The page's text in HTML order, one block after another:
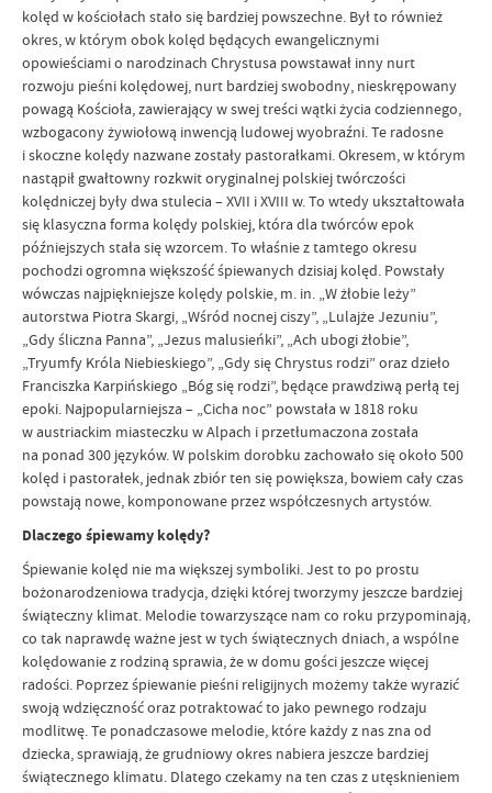
kolęd w kościołach stało się bardziej powszechne. Był to również
okres, w którym obok kolęd będących ewangelicznymi
opowieściami o narodzinach Chrystusa powstawał inny nurt
rozwoju pieśni kolędowej, nurt bardziej swobodny, nieskrępowany
powagą Kościoła, zawierający w swej treści wątki życia codziennego,
wzbogacony żywiołową inwencją ludowej wyobraźni. Te radosne
i skoczne kolędy nazwane zostały pastorałkami. Okresem, w którym
nastąpił gwałtowny rozkwit oryginalnej polskiej twórczości
kolędniczej były dwa stulecia – XVII i XVIII w. To wtedy ukształtowała
się klasyczna forma kolędy polskiej, która dla twórców epok
późniejszych stała się wzorcem. To właśnie z tamtego okresu
pochodzi ogromna większość śpiewanych dzisiaj kolęd. Powstały
wówczas najpiękniejsze kolędy polskie, m. in. „W żłobie leży”
autorstwa Piotra Skargi, „Wśród nocnej ciszy”, „Lulajże Jezuniu”,
„Gdy śliczna Panna”, „Jezus malusieńki”, „Ach ubogi żłobie”,
„Tryumfy Króla Niebieskiego”, „Gdy się Chrystus rodzi” oraz dzieło
Franciszka Karpińskiego „Bóg się rodzi”, będące prawdziwą perłą tej
epoki. Najpopularniejsza – „Cicha noc” powstała w 1818 roku
w austriackim miasteczku w Alpach i przetłumaczona została
na ponad 300 języków. W polskim dorobku zachowało się około 500
kolęd i pastorałek, jednak zbiór ten się powiększa, bowiem cały czas
powstają nowe, komponowane przez współczesnych artystów.
Dlaczego śpiewamy kolędy?
Śpiewanie kolęd nie ma większej symboliki. Jest to po prostu
bożonarodzeniowa tradycja, dzięki której tworzymy jeszcze bardziej
świąteczny klimat. Melodie towarzyszące nam co roku przypominają,
co tak naprawdę ważne jest w tych świątecznych dniach, a wspólne
kolędowanie z rodziną sprawia, że w domu gości jeszcze więcej
radości. Poprzez śpiewanie pieśni religijnych możemy także wyrazić
swoją wdzięczność oraz potraktować to jako pewnego rodzaju
modlitwę. Te ponadczasowe melodie, które każdy z nas zna od
dziecka, sprawiają, że grudniowy okres nabiera jeszcze bardziej
świątecznego klimatu. Dlatego czekamy na ten czas z utęsknieniem